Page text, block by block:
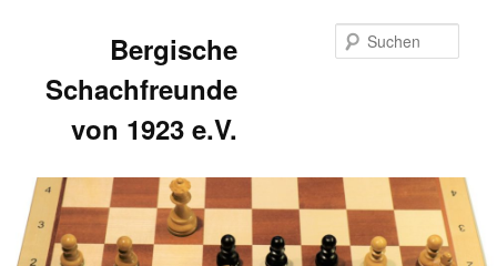
Bergische
Schachfreunde
von 1923 e.V.